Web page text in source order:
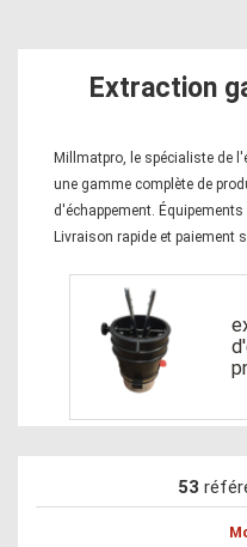
Extraction
Millmatpro, le spécialiste de
une gamme complète de
d'échappement.
Livraison rapide et paiement
53